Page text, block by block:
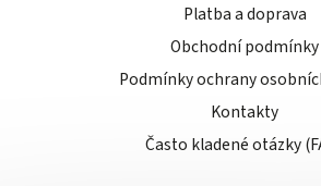
Platba a doprava
Obchodní podmínky
Podmínky ochrany
Kontakty
Často kladené otázky